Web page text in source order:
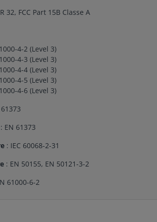
32, FCC Part 15B Classe A
4-2 (Level 3)
4-3 (Level 3)
4-4 (Level 3)
4-5 (Level 3)
4-6 (Level 3)
: EN 61373
: IEC 60068-2-31
: EN 50155, EN 50121-3-2
61000-6-2